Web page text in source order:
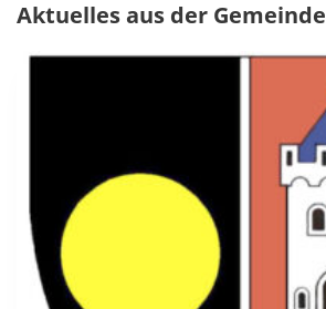
Aktuelles aus der Gemeinde